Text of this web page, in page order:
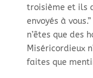
troisième et ils
envoyés à
n’êtes que des
Miséricordieux
faites que